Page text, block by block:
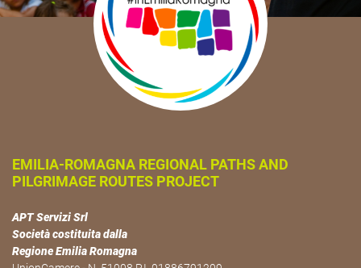
EMILIA-ROMAGNA REGIONAL PATHS AND
PILGRIMAGE ROUTES PROJECT
APT Servizi Srl
Società costituita dalla
Regione Emilia Romagna